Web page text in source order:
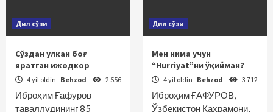
Дил сўзи
Сўздан улкан боғ
яратган ижодкор
4 yil oldin Behzod 2 556
Иброҳим Ғафуров
таваллудининг 85
Дил сўзи
Мен нима учун
“Hurriyat”ни ўқийман?
4 yil oldin Behzod 3 712
Иброҳим ҒАФУРОВ,
Ўзбекистон Қаҳрамони,